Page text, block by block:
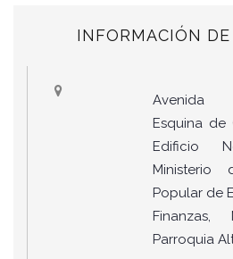
INFORMACIÓN
Avenida
Esquina de
Edificio
Ministerio
Popular de
Finanzas,
Parroquia